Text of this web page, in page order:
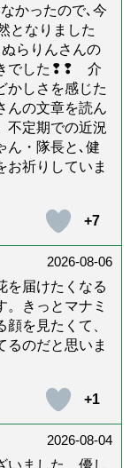
かったので､今
となりました
らりんさんの
きでした❢❢ 介
かしさを感じた
んの文章を読ん
不定期での近況
ん・隊長と､健
お祈りしていま
+7
2026-08-06
を届けたくなる
。きっとマナミ
を見たくて、
るのだと思いま
+1
2026-08-04
いました。優し